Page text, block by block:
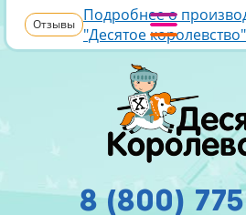
Отзывы Подробнее о
"Десятое королевство"
8 (800)